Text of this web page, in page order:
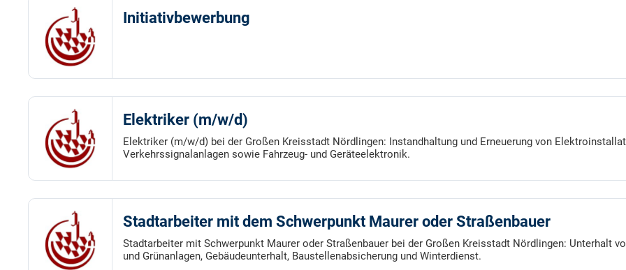
Initiativbewerbung
Elektriker (m/w/d)
Elektriker (m/w/d) bei der Großen Kreisstadt Nördlingen: Instandhaltung und Erneuerung von
Verkehrssignalanlagen sowie Fahrzeug- und Geräteelektronik.
Stadtarbeiter mit dem Schwerpunkt Maurer oder Straßenbauer
Stadtarbeiter mit Schwerpunkt Maurer oder Straßenbauer bei der Großen Kreisstadt Nördlingen: Unterhalt
und Grünanlagen, Gebäudeunterhalt, Baustellenabsicherung und Winterdienst.